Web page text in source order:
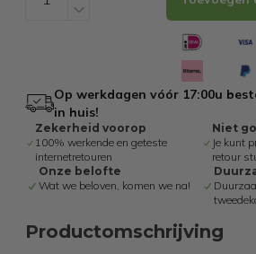
Op werkdagen vóór 17:00u
in huis!
Zekerheid voorop
100% werkende en geteste
internetretouren
Niet
Je kunt
retour
Onze belofte
Wat we beloven, komen we na!
Productomschrijving